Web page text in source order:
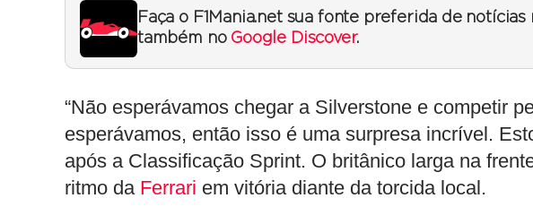
Faça o F1Mania.net sua fonte preferida de notícias
também no Google Discover.
“Não esperávamos chegar a Silverstone e competir
esperávamos, então isso é uma surpresa incrível.
após a Classificação Sprint. O britânico larga na
ritmo da Ferrari em vitória diante da torcida local.